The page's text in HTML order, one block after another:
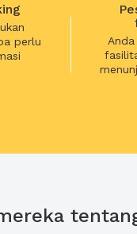
perlu